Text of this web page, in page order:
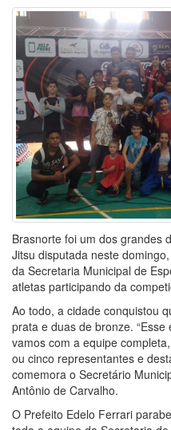
Brasnorte foi um dos grandes
Jitsu disputada neste
da Secretaria Municipal de
atletas participando da
Ao todo, a cidade conquistou
prata e duas de bronze.
vamos com a equipe
ou cinco representantes e
comemora o Secretário
Antônio de Carvalho.
O Prefeito Edelo Ferrari